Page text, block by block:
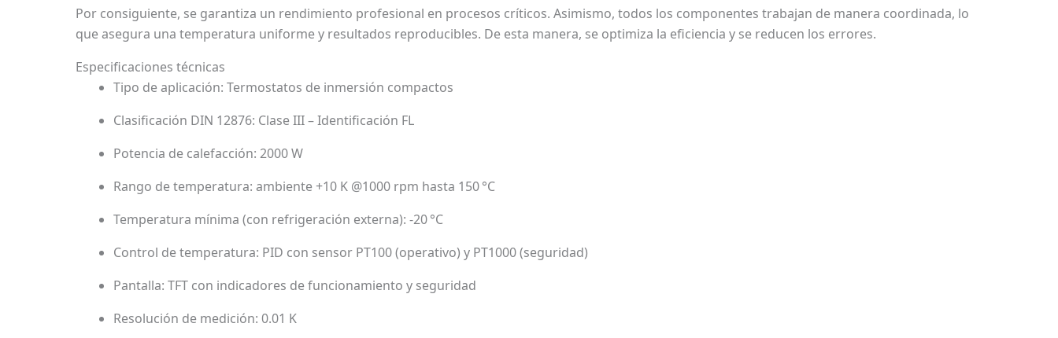
Por consiguiente, se garantiza un rendimiento profesional en procesos críticos. Asimismo, todos los componentes trabajan de manera coordinada, lo
que asegura una temperatura uniforme y resultados reproducibles. De esta manera, se optimiza la eficiencia y se reducen los errores.
Especificaciones técnicas
Tipo de aplicación: Termostatos de inmersión compactos
Clasificación DIN 12876: Clase III – Identificación FL
Potencia de calefacción: 2000 W
Rango de temperatura: ambiente +10 K @1000 rpm hasta 150 °C
Temperatura mínima (con refrigeración externa): -20 °C
Control de temperatura: PID con sensor PT100 (operativo) y PT1000 (seguridad)
Pantalla: TFT con indicadores de funcionamiento y seguridad
Resolución de medición: 0.01 K